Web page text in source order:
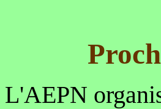
L'AEPN